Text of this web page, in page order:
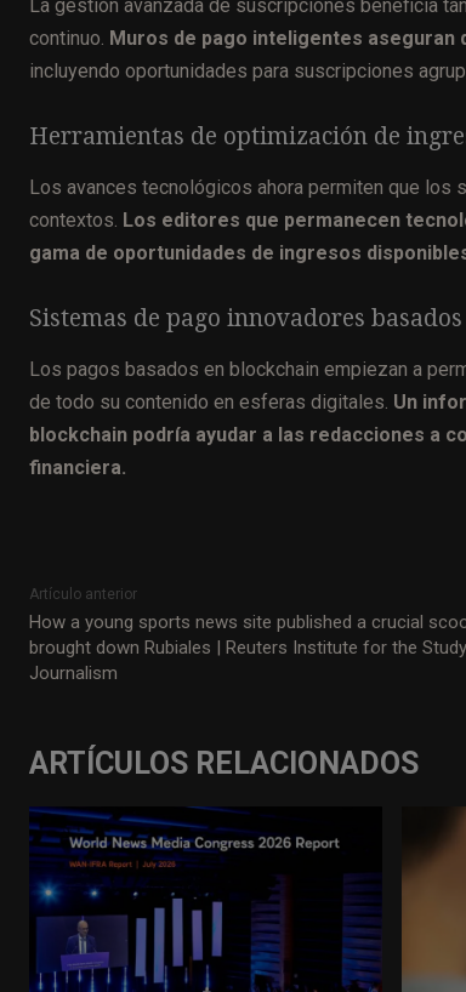
La gestión avanzada de suscripciones beneficia
continuo. Muros de pago inteligentes
incluyendo oportunidades para suscripciones
Herramientas de optimización de
Los avances tecnológicos ahora permiten que
contextos. Los editores que permanecen
gama de oportunidades de ingresos
Sistemas de pago innovadores
Los pagos basados en blockchain empiezan a
de todo su contenido en esferas digitales. Un
blockchain podría ayudar a las redacciones a
financiera.
Artículo anterior
How a young sports news site published a crucial
brought down Rubiales | Reuters Institute for the
Journalism
ARTÍCULOS RELACIONADOS